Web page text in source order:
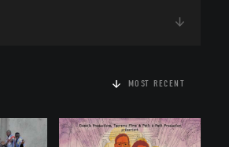
MOST RECENT